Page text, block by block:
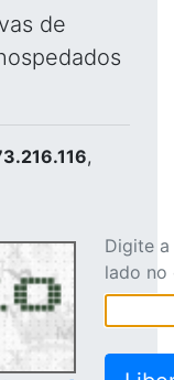
de
,
Digite
lado no